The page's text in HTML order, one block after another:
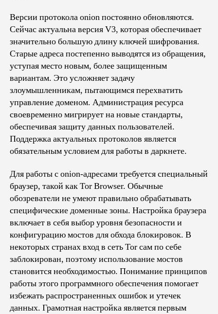
Версии протокола onion постоянно обновляются.
Сейчас актуальна версия V3, которая обеспечивает
значительно большую длину ключей шифрования.
Старые адреса постепенно выводятся из обращения,
уступая место новым, более защищенным
вариантам. Это усложняет задачу
злоумышленникам, пытающимся перехватить
управление доменом. Администрация ресурса
своевременно мигрирует на новые стандарты,
обеспечивая защиту данных пользователей.
Поддержка актуальных протоколов является
обязательным условием для работы в даркнете.
Для работы с onion-адресами требуется специальный
браузер, такой как Tor Browser. Обычные
обозреватели не умеют правильно обрабатывать
специфические доменные зоны. Настройка браузера
включает в себя выбор уровня безопасности и
конфигурацию мостов для обхода блокировок. В
некоторых странах вход в сеть Tor сам по себе
заблокирован, поэтому использование мостов
становится необходимостью. Понимание принципов
работы этого программного обеспечения помогает
избежать распространенных ошибок и утечек
данных. Грамотная настройка является первым